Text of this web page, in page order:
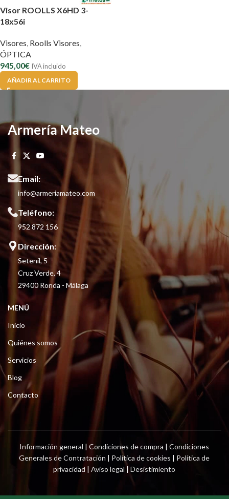
Visor ROOLLS X6HD 3-
18x56i
Visores, Roolls Visores,
ÓPTICA
945,00€ IVA incluido
AÑADIR AL CARRITO
Armería Mateo
Email:
info@armeriamateo.com
Teléfono:
952 872 156
Dirección:
Setenil, 5
Cruz Verde, 4
29400 Ronda - Málaga
MENÚ
Inicio
Quiénes somos
Servicios
Blog
Contacto
Información general |Condiciones de compra |Condiciones
Generales de Contratación | Política de cookies | Política de
privacidad |Aviso legal |Desistimiento